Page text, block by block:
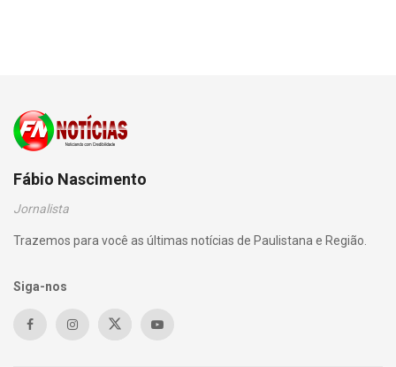
Fábio Nascimento
Jornalista
Trazemos para você as últimas notícias de Paulistana e Região.
Siga-nos